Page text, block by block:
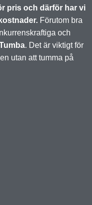
pris och därför har vi
Förutom bra
och
. Det är viktigt för
utan att tumma på